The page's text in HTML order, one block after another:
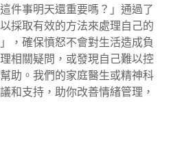
件事明天還重要嗎？」通過了
採取有效的方法來處理自己的
，確保憤怒不會對生活造成負
相關疑問，或發現自己難以控
助。我們的家庭醫生或精神科
和支持，助你改善情緒管理，